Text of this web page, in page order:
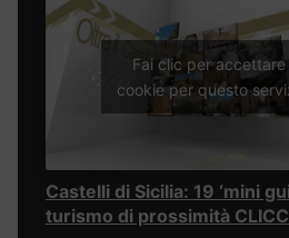
Fai clic per accettare
cookie per questo
Castelli di Sicilia: 19 ‘mini
turismo di prossimità